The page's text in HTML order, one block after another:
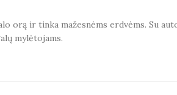
orą ir tinka mažesnėms erdvėms. Su
mylėtojams.